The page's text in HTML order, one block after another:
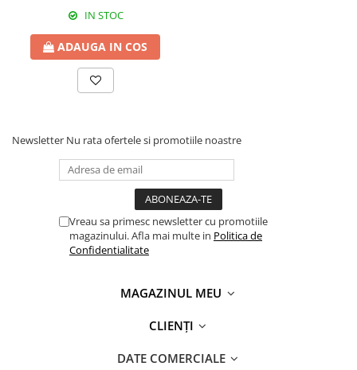
IN STOC
ADAUGA IN COS
Newsletter Nu rata ofertele si promotiile noastre
Vreau sa primesc newsletter cu promotiile
magazinului. Afla mai multe in Politica de
Confidentialitate
MAGAZINUL MEU
CLIENȚI
DATE COMERCIALE